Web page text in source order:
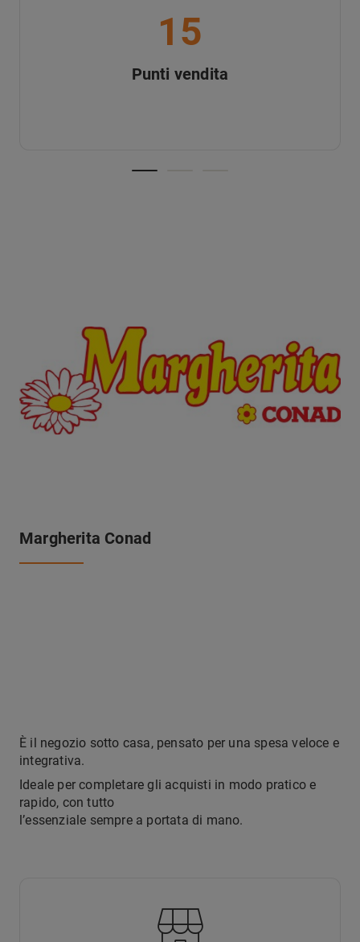
15
Punti vendita
Margherita Conad
È il negozio sotto casa, pensato per una spesa veloce e
integrativa.
Ideale per completare gli acquisti in modo pratico e
rapido, con tutto
l’essenziale sempre a portata di mano.